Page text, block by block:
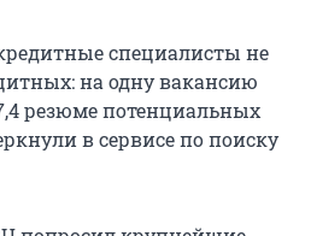
специалисты не
на одну вакансию
резюме потенциальных
в сервисе по поиску